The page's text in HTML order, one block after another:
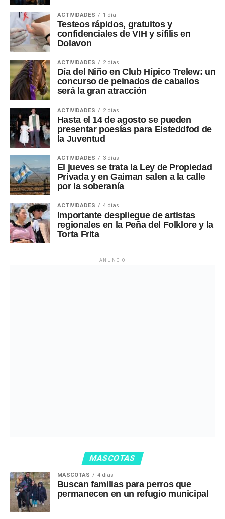
ACTIVIDADES 1 día
Testeos rápidos, gratuitos y
confidenciales de VIH y sífilis en
Dolavon
ACTIVIDADES 2 días
Día del Niño en Club Hípico Trelew: un
concurso de peinados de caballos
será la gran atracción
ACTIVIDADES 2 días
Hasta el 14 de agosto se pueden
presentar poesías para Eisteddfod de
la Juventud
ACTIVIDADES 3 días
El jueves se trata la Ley de Propiedad
Privada y en Gaiman salen a la calle
por la soberanía
ACTIVIDADES 4 días
Importante despliegue de artistas
regionales en la Peña del Folklore y la
Torta Frita
ANUNCIO
MASCOTAS
MASCOTAS 4 días
Buscan familias para perros que
permanecen en un refugio municipal